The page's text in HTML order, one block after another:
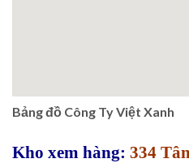
Bảng đồ Công Ty Việt Xanh
Kho xem hàng: 334